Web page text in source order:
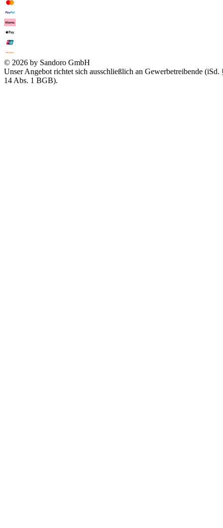
© 2026 by Sandoro GmbH
Unser Angebot richtet sich ausschließlich an Gewerbetreibende (iSd.
14 Abs. 1 BGB).